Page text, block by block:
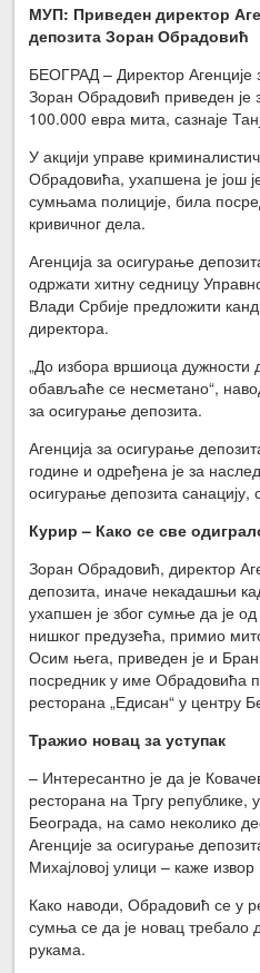
МУП: Приведен директор
депозита Зоран Обрадовић
БЕОГРАД – Директор Агенције
Зоран Обрадовић приведен је
100.000 евра мита, сазнаје
У акцији управе
Обрадовића, ухапшена је још
сумњама полиције, била
кривичног дела.
Агенција за осигурање
одржати хитну седницу
Влади Србије предложити
директора.
„До избора вршиоца дужности
обављаће се несметано“,
за осигурање депозита.
Агенција за осигурање
године и одређена је за
осигурање депозита санацију,
Курир – Како се све
Зоран Обрадовић, директор
депозита, иначе некадашњи
ухапшен је због сумње да је
нишког предузећа, примио
Осим њега, приведен је и
посредник у име Обрадовића
ресторана „Едисан“ у центру
Тражио новац за уступак
– Интересантно је да је
ресторана на Тргу републике,
Београда, на само неколико
Агенције за осигурање
Михајловој улици – каже
Како наводи, Обрадовић се у
сумња се да је новац требало
рукама.